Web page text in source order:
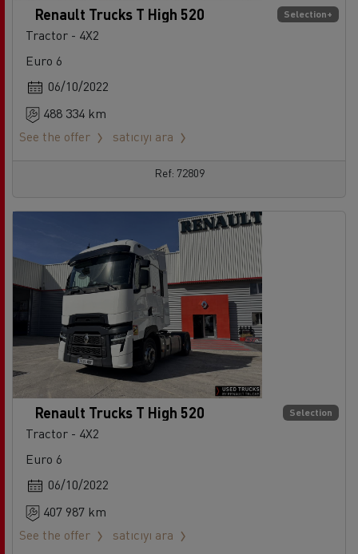
Selection+
Renault Trucks T High 520
Tractor - 4X2
Euro 6
06/10/2022
488 334 km
See the offer
satıcıyı ara
Ref: 72809
Selection
Renault Trucks T High 520
Tractor - 4X2
Euro 6
06/10/2022
407 987 km
See the offer
satıcıyı ara